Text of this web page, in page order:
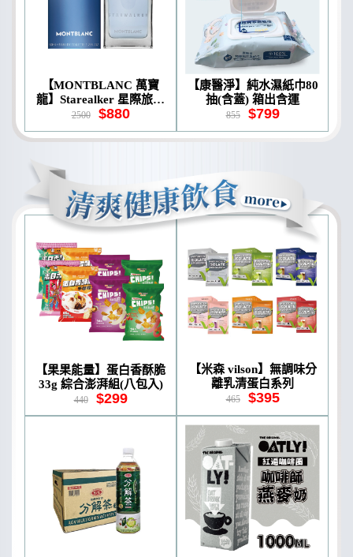
【MONTBLANC 萬寶
龍】Starealker 星際旅者
男性淡香水 50ml
2500 $880
【康醫淨】純水濕紙巾80
抽(含蓋) 箱出含運
855 $799
【果果能量】蛋白香酥脆
33g 綜合澎湃組(八包入)
440 $299
【米森 vilson】無調味分
離乳清蛋白系列
465 $395